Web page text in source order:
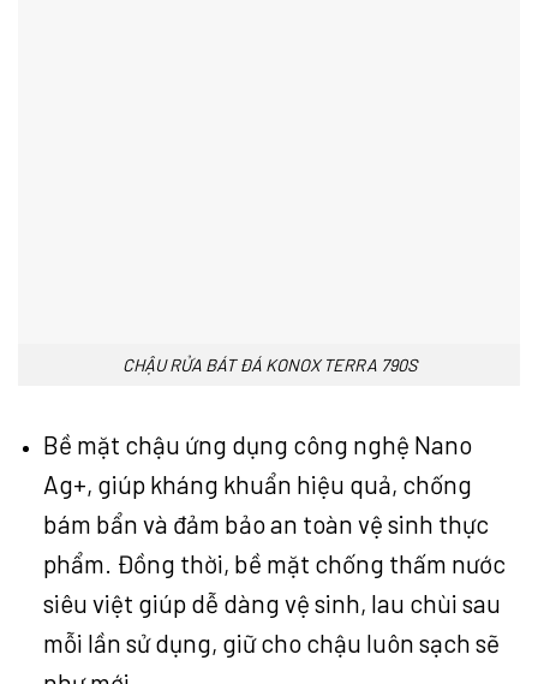
CHẬU RỬA BÁT ĐÁ KONOX TERRA 790S
Bề mặt chậu ứng dụng công nghệ Nano
Ag+, giúp kháng khuẩn hiệu quả, chống
bám bẩn và đảm bảo an toàn vệ sinh thực
phẩm. Đồng thời, bề mặt chống thấm nước
siêu việt giúp dễ dàng vệ sinh, lau chùi sau
mỗi lần sử dụng, giữ cho chậu luôn sạch sẽ